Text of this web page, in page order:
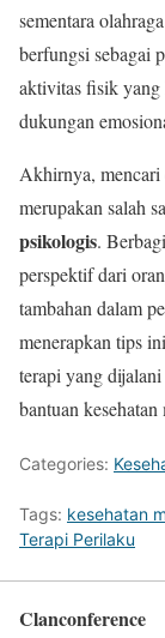
sementara
berfungsi sebagai
aktivitas fisik yang
dukungan
Akhirnya, mencari
merupakan salah
psikologis.
perspektif dari
tambahan dalam
menerapkan tips
terapi yang
bantuan
Categories:
Tags: kesehatan
Terapi Perilaku
Clanconference